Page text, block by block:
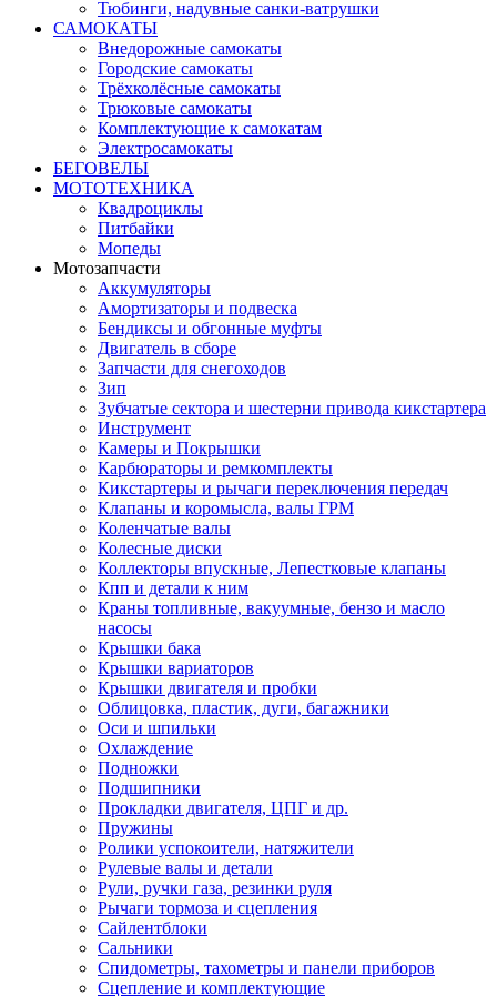
Тюбинги, надувные санки-ватрушки
САМОКАТЫ
Внедорожные самокаты
Городские самокаты
Трёхколёсные самокаты
Трюковые самокаты
Комплектующие к самокатам
Электросамокаты
БЕГОВЕЛЫ
МОТОТЕХНИКА
Квадроциклы
Питбайки
Мопеды
Мотозапчасти
Аккумуляторы
Амортизаторы и подвеска
Бендиксы и обгонные муфты
Двигатель в сборе
Запчасти для снегоходов
Зип
Зубчатые сектора и шестерни привода кикстартера
Инструмент
Камеры и Покрышки
Карбюраторы и ремкомплекты
Кикстартеры и рычаги переключения передач
Клапаны и коромысла, валы ГРМ
Коленчатые валы
Колесные диски
Коллекторы впускные, Лепестковые клапаны
Кпп и детали к ним
Краны топливные, вакуумные, бензо и масло
насосы
Крышки бака
Крышки вариаторов
Крышки двигателя и пробки
Облицовка, пластик, дуги, багажники
Оси и шпильки
Охлаждение
Подножки
Подшипники
Прокладки двигателя, ЦПГ и др.
Пружины
Ролики успокоители, натяжители
Рулевые валы и детали
Рули, ручки газа, резинки руля
Рычаги тормоза и сцепления
Сайлентблоки
Сальники
Спидометры, тахометры и панели приборов
Сцепление и комплектующие